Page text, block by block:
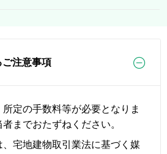
注意事項
定の手数料等が必要となりま
までおたずねください。
宅地建物取引業法に基づく媒